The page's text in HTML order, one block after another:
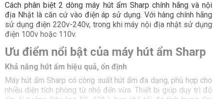
Cách phân biệt 2 dòng máy hút ẩm Sharp chính hãng và nội
địa Nhật là căn cứ vào điện áp sử dụng. Với hàng chính hãng
sử dụng điện 220v-240v, trong khi máy nội địa nhật sử dụng
điện 100v hoặc 110v.
Ưu điểm nổi bật của máy hút ẩm Sharp
Khả năng hút ẩm hiệu quả, ổn định
Máy hút ẩm Sharp có công suất hút ẩm đa dạng, phù hợp cho
nhiều diện tích phòng từ nhỏ đến vừa. Thiết bị giúp duy trì độ